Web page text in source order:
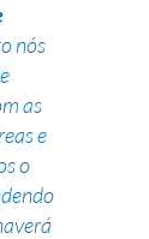
nós
as
e
o